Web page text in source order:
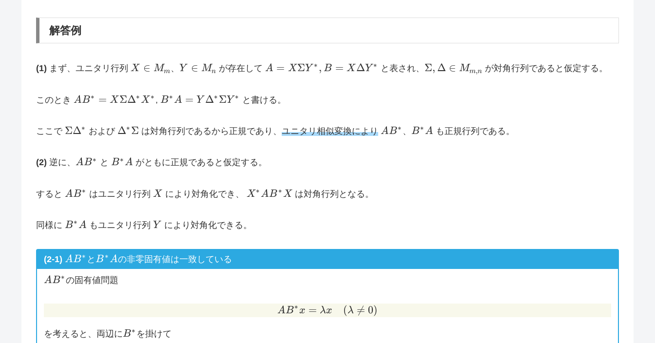
解答例
(1) まず、ユニタリ行列 X
M_m
X ∈ Mm 、 Y
M_n
Y ∈ Mn が存在してA = X
= X
Y^*
A = XΣY ∗ , B = X ΔY ∗ と表され、 \Sigma,
Σ, Δ ∈ Mm,n が対角行列であると仮定する。
このとき AB^* =
\Sigma
\Delta^*
AB∗ = XΣΔ∗X ∗ , B^*A =
\Delta^*
\Sigma
B∗A = Y Δ∗ ΣY ∗ と書ける。
ここで \Sigma
ΣΔ∗ および \Delta^*
Δ∗ Σ は対角行列であるから正規であり、 ユニタリ相似変換により AB^*
AB∗ 、B^*A
B∗A も正規行列である。
(2) 逆に、 AB^*
AB∗ とB^*A
B∗A がともに正規であると仮定する。
すると AB^*
AB∗ はユニタリ行列 X
X により対角化でき、
X^*
X∗AB∗X は対角行列となる。
同様に B^*A
B∗A もユニタリ行列 Y
Y により対角化できる。
(2-1) AB^*
AB∗ とB^*A
B∗Aの非零固有値は一致している
AB^*
AB∗の固有値問題
AB^*x=\lambda x \quad (\lambda \ne 0 )
AB∗x = λx (λ 
= 0)
を考えると、両辺にB^*
B∗ を掛けて